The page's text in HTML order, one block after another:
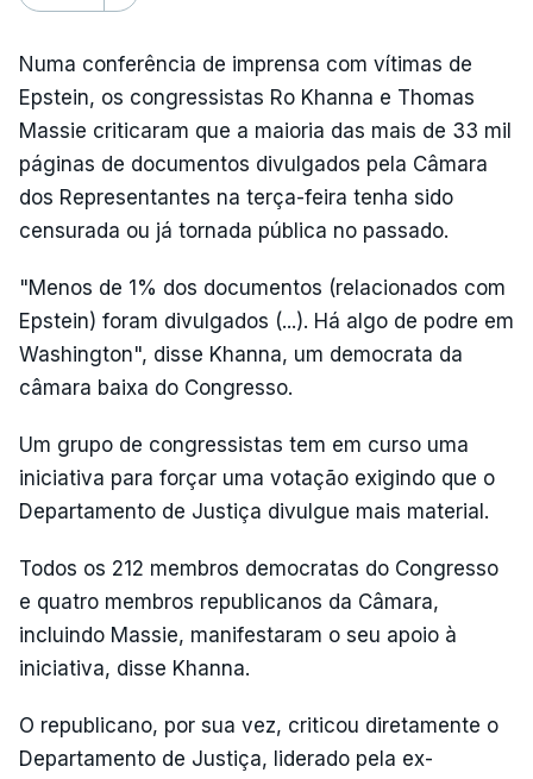
Numa conferência de imprensa com vítimas de
Epstein, os congressistas Ro Khanna e Thomas
Massie criticaram que a maioria das mais de 33 mil
páginas de documentos divulgados pela Câmara
dos Representantes na terça-feira tenha sido
censurada ou já tornada pública no passado.
"Menos de 1% dos documentos (relacionados com
Epstein) foram divulgados (...). Há algo de podre em
Washington", disse Khanna, um democrata da
câmara baixa do Congresso.
Um grupo de congressistas tem em curso uma
iniciativa para forçar uma votação exigindo que o
Departamento de Justiça divulgue mais material.
Todos os 212 membros democratas do Congresso
e quatro membros republicanos da Câmara,
incluindo Massie, manifestaram o seu apoio à
iniciativa, disse Khanna.
O republicano, por sua vez, criticou diretamente o
Departamento de Justiça, liderado pela ex-